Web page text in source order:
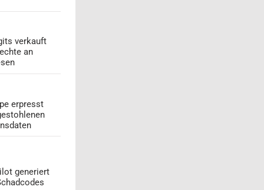
verkauft
an
erpresst
generiert